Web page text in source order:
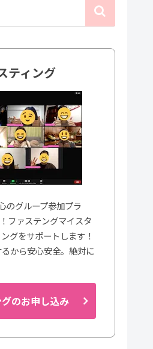
ティング
のグループ参加プラ
ファステングマイスタ
グをサポートします！
から安心安全。絶対に
のお申し込み